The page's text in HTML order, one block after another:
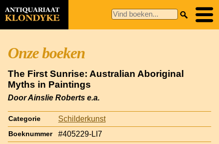
Onze boeken
The First Sunrise: Australian Aboriginal
Myths in Paintings
Door Ainslie Roberts e.a.
Categorie Schilderkunst
Boeknummer #405229-LI7